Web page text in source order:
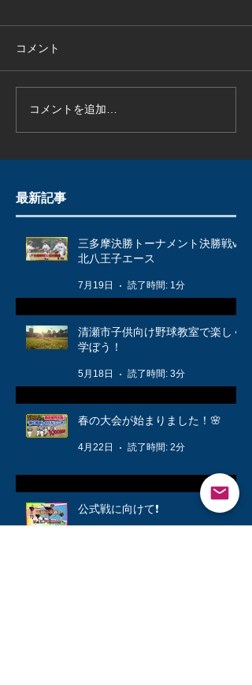
コメント
コメントを追加…
最新記事
三多摩決勝トーナメント決勝戦vs
北八王子エース
7月19日 読了時間: 1分
清瀬市子供向け野球教室で楽しく
学ぼう！
5月18日 読了時間: 3分
春の大会が始まりました！🌸
4月22日 読了時間: 2分
公式戦に向けて❗️